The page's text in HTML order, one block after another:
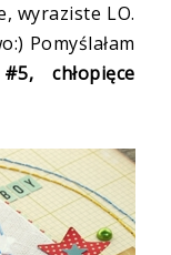
wyraziste LO.
Pomyślałam
#5, chłopięce